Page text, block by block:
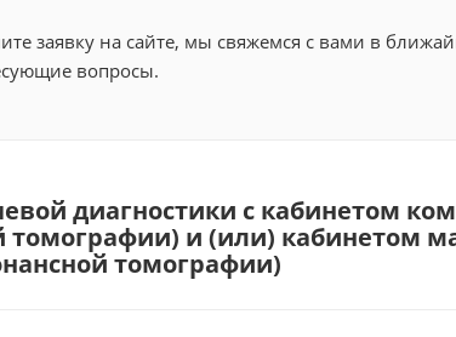
заявку на сайте, мы свяжемся с вами в
вопросы.
диагностики с кабинетом
и (или) кабинетом
томографии)